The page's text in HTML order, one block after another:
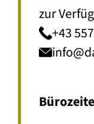
zur
+43